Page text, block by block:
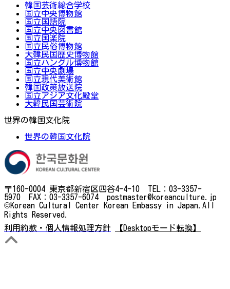
韓国芸術総合学校
国立中央博物館
国立国語院
国立中央図書館
国立国楽院
国立民俗博物館
大韓民国歴史博物館
国立ハングル博物館
国立中央劇場
国立現代美術館
韓国政策放送院
国立アジア文化殿堂
大韓民国芸術院
世界の韓国文化院
世界の韓国文化院
〒160-0004 東京都新宿区四谷4-4-10 TEL：03-3357-
5970 FAX：03-3357-6074 postmaster@koreanculture.jp
©Korean Cultural Center Korean Embassy in Japan.All
Rights Reserved.
利用約款・個人情報処理方針
【Desktopモード転換】